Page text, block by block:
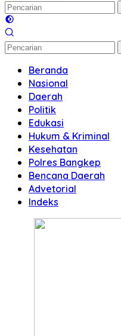
Beranda
Nasional
Daerah
Politik
Edukasi
Hukum & Kriminal
Kesehatan
Polres Bangkep
Bencana Daerah
Advetorial
Indeks